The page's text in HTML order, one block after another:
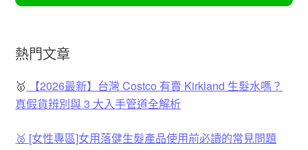
熱門文章
🥇
【2026最新】台灣 Costco 有賣 Kirkland 生髮水嗎？
真假貨辨別與 3 大入手管道全解析
🥈 [女性專區]女用落健生髮產品使用前必讀的常見問題